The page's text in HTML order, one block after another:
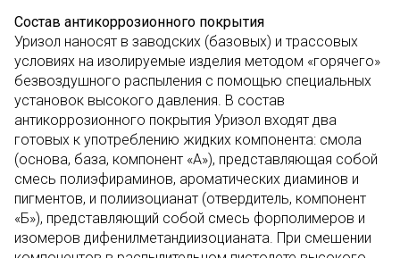
Состав антикоррозионного покрытия
Уризол наносят в заводских (базовых) и трассовых
условиях на изолируемые изделия методом «горячего»
безвоздушного распыления с помощью специальных
установок высокого давления. В состав
антикоррозионного покрытия Уризол входят два
готовых к употреблению жидких компонента: смола
(основа, база, компонент «А»), представляющая собой
смесь полиэфираминов, ароматических диаминов и
пигментов, и полиизоцианат (отвердитель, компонент
«Б»), представляющий собой смесь форполимеров и
изомеров дифенилметандиизоцианата. При смешении